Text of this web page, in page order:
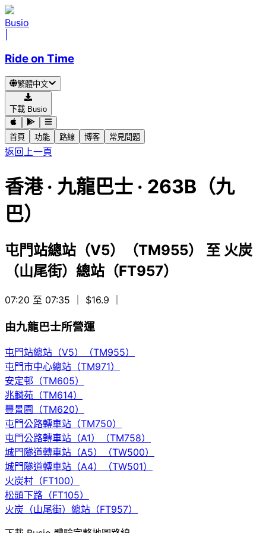
Busio
Ride on Time
繁體中文
下載 Busio
首頁 功能 路線 博客 常見問題
返回上一頁
香港· 九龍巴士 · 263B（九
巴）
屯門站總站（V5）（TM955） 至 火炭
（山尾街）總站（FT957）
07:20 至 07:35 ｜ $16.9
由九龍巴士所營運
屯門站總站（V5）（TM955）
屯門市中心總站（TM971）
安定邨（TM605）
兆麟苑（TM614）
豐景園（TM620）
屯門公路轉車站（TM750）
屯門公路轉車站（A1）（TM758）
城門隧道轉車站（A5）（TW500）
城門隧道轉車站（A4）（TW501）
火炭村（FT100）
松頭下路（FT105）
火炭（山尾街）總站（FT957）